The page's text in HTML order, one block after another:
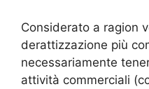
Considerato a ragion
derattizzazione più
necessariamente
attività commerciali